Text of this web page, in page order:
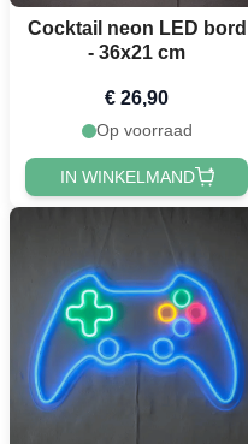
Cocktail neon LED bord
- 36x21 cm
€ 26,90
Op voorraad
IN WINKELMAND